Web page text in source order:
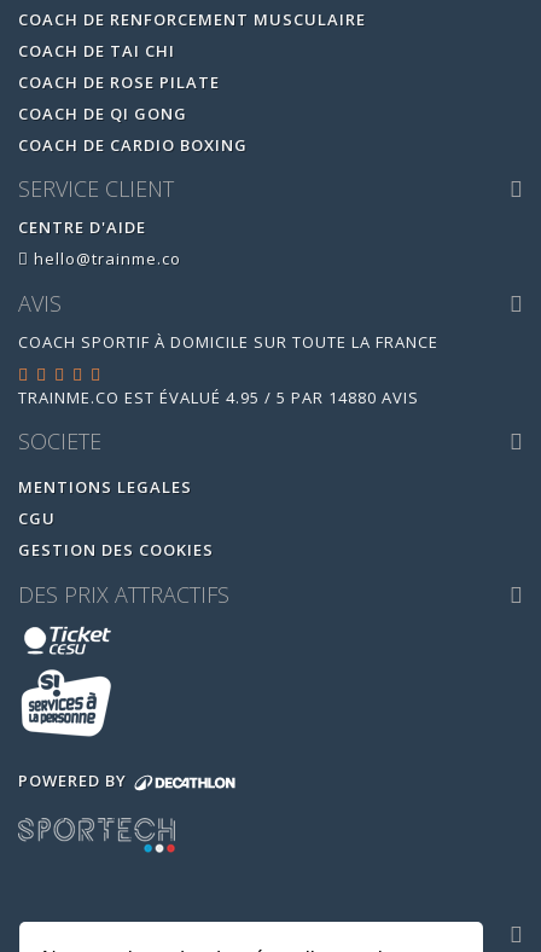
COACH DE RENFORCEMENT MUSCULAIRE
COACH DE TAI CHI
COACH DE ROSE PILATE
COACH DE QI GONG
COACH DE CARDIO BOXING
SERVICE CLIENT
CENTRE D'AIDE
hello@trainme.co
AVIS
COACH SPORTIF À DOMICILE SUR TOUTE LA FRANCE
TRAINME.CO EST ÉVALUÉ 4.95 / 5 PAR 14880 AVIS
SOCIETE
MENTIONS LEGALES
CGU
GESTION DES COOKIES
DES PRIX ATTRACTIFS
POWERED BY